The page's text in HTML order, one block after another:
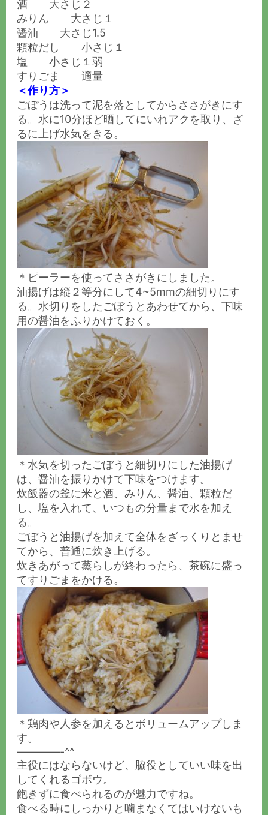
酒 大さじ２
みりん 大さじ１
醤油 大さじ1.5
顆粒だし 小さじ１
塩 小さじ１弱
すりごま 適量
＜作り方＞
ごぼうは洗って泥を落としてからささがきにす
る。水に10分ほど晒してにいれアクを取り、ざ
るに上げ水気をきる。
＊ピーラーを使ってささがきにしました。
油揚げは縦２等分にして4~5mmの細切りにす
る。水切りをしたごぼうとあわせてから、下味
用の醤油をふりかけておく。
＊水気を切ったごぼうと細切りにした油揚げ
は、醤油を振りかけて下味をつけます。
炊飯器の釜に米と酒、みりん、醤油、顆粒だ
し、塩を入れて、いつもの分量まで水を加え
る。
ごぼうと油揚げを加えて全体をざっくりとませ
てから、普通に炊き上げる。
炊きあがって蒸らしが終わったら、茶碗に盛っ
てすりごまをかける。
＊鶏肉や人参を加えるとボリュームアップしま
す。
————-^^
主役にはならないけど、脇役としていい味を出
してくれるゴボウ。
飽きずに食べられるのが魅力ですね。
食べる時にしっかりと噛まなくてはいけないも